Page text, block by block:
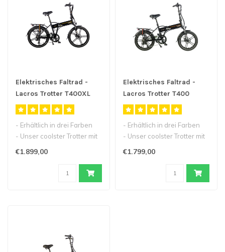
Elektrisches Faltrad -
Lacros Trotter T400XL
- Erhältlich in drei Farben
- Unser coolster Trotter mit
€1.899,00
Elektrisches Faltrad -
Lacros Trotter T400
- Erhältlich in drei Farben
- Unser coolster Trotter mit
€1.799,00